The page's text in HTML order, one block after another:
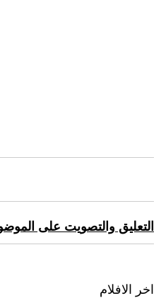
التعليق والتصويت على
اخر الافلام